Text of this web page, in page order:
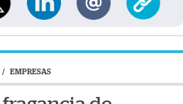
/ EMPRESAS